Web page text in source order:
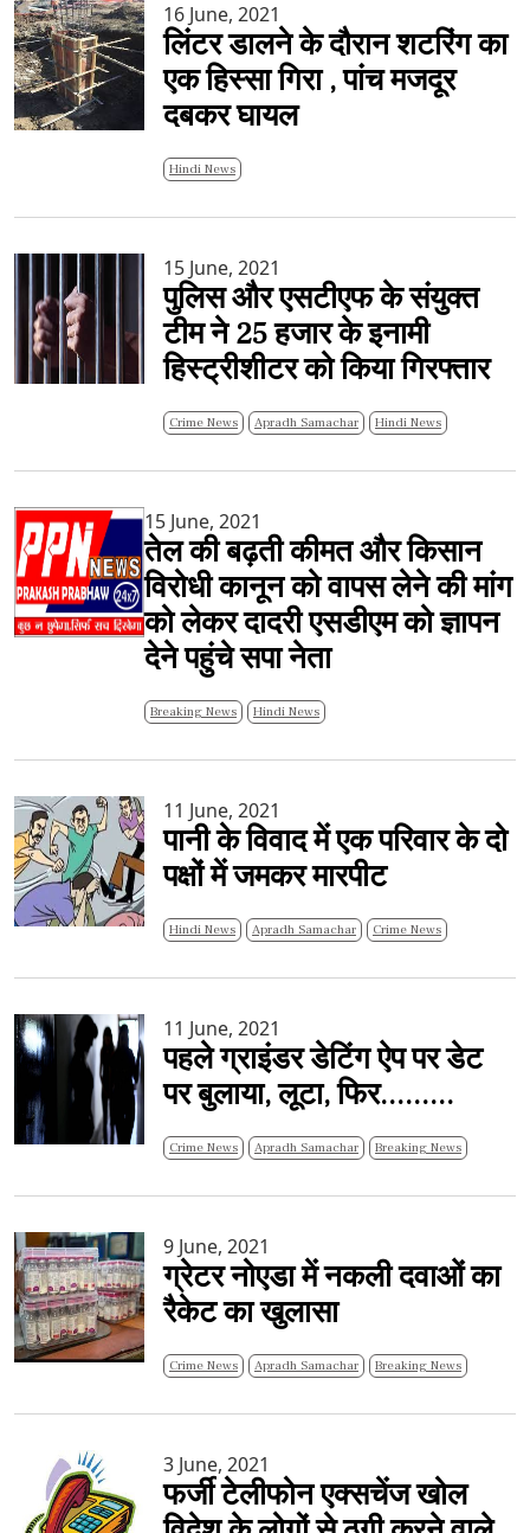
16 June, 2021
लिंटर डालने के दौरान शटरिंग का
एक हिस्सा गिरा , पांच मजदूर
दबकर घायल
Hindi News
15 June, 2021
पुलिस और एसटीएफ के संयुक्त
टीम ने 25 हजार के इनामी
हिस्ट्रीशीटर को किया गिरफ्तार
Crime News Apradh Samachar Hindi News
15 June, 2021
तेल की बढ़ती कीमत और किसान
विरोधी कानून को वापस लेने की मांग
को लेकर दादरी एसडीएम को ज्ञापन
देने पहुंचे सपा नेता
Breaking News Hindi News
11 June, 2021
पानी के विवाद में एक परिवार के दो
पक्षों में जमकर मारपीट
Hindi News Apradh Samachar Crime News
11 June, 2021
पहले ग्राइंडर डेटिंग ऐप पर डेट
पर बुलाया, लूटा, फिर.........
Crime News Apradh Samachar Breaking News
9 June, 2021
ग्रेटर नोएडा में नकली दवाओं का
रैकेट का खुलासा
Crime News Apradh Samachar Breaking News
3 June, 2021
फर्जी टेलीफोन एक्सचेंज खोल